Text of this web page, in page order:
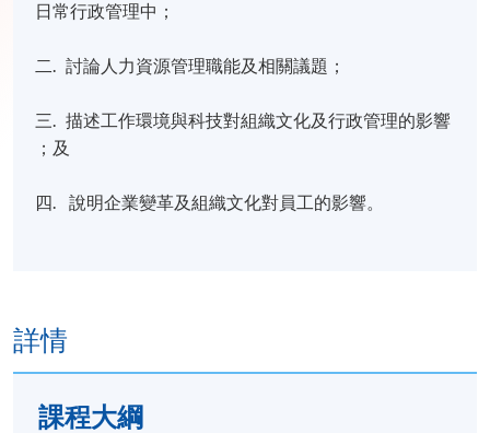
日常行政管理中；
二. 討論人力資源管理職能及相關議題；
三. 描述工作環境與科技對組織文化及行政管理的影響
；及
四. 說明企業變革及組織文化對員工的影響。
詳情
課程​大綱